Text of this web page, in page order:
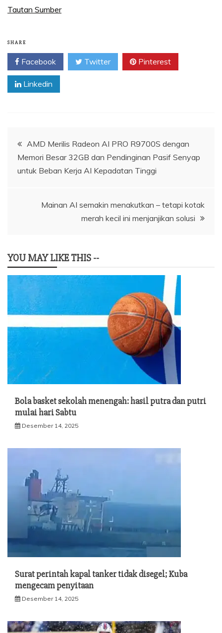
Tautan Sumber
SHARE
Facebook Twitter Pinterest
Linkedin
Navigasi
pos
AMD Merilis Radeon AI PRO R9700S dengan
Memori Besar 32GB dan Pendinginan Pasif Senyap
untuk Beban Kerja AI Kepadatan Tinggi
Mainan AI semakin menakutkan – tetapi kotak
merah kecil ini menjanjikan solusi
YOU MAY LIKE THIS --
Bola basket sekolah menengah: hasil putra dan putri
mulai hari Sabtu
Desember 14, 2025
Surat perintah kapal tanker tidak disegel; Kuba
mengecam penyitaan
Desember 14, 2025